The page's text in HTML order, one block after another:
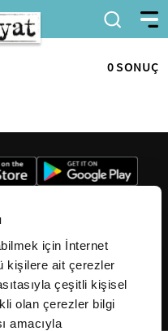
için İnternet
kişilere ait çerezler
çeşitli kişisel
olan çerezler bilgi
amacıyla
0 SONUÇ